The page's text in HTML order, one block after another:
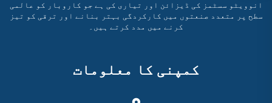
انوویٹو سسٹمز کی ڈیزائن اور تیاری کی ہے جو کاروبار کو عالمی
سطح پر متعدد صنعتوں میں کارکردگی بہتر بنانے اور ترقی کو تیز
کرنے میں مدد کرتے ہیں۔
کمپنی کا معلومات